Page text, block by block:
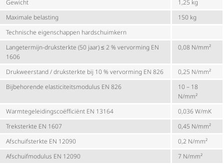
Gewicht
1,25 kg
Maximale belasting
150 kg
Technische eigenschappen hardschuimkern
Langetermijn-druksterkte (50 jaar) ≤ 2 % vervorming EN
1606
0,08 N/mm²
Drukweerstand / druksterkte bij 10 % vervorming EN 826
0,25 N/mm²
Bijbehorende elas­ti­ci­teits­mo­dulus EN 826
10 – 18
N/mm²
Warm­te­ge­lei­dings­co­ëf­fi­ciënt EN 13164
0,036 W/mK
Treksterkte EN 1607
0,45 N/mm²
Afschuif­sterkte EN 12090
0,2 N/mm²
Afschuif­mo­dulus EN 12090
7 N/mm²